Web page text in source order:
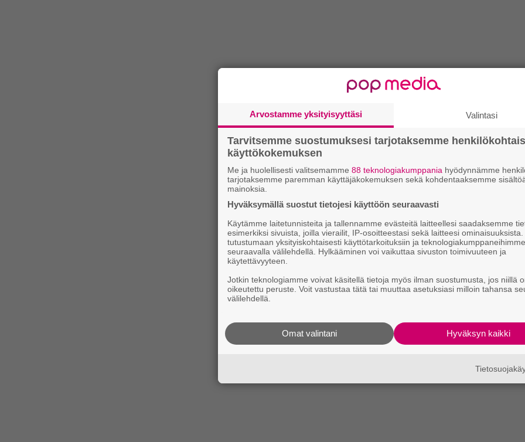
Arvostamme yksityisyyttäsi Valintasi
Tarvitsemme suostumuksesi tarjotaksemme
käyttökokemuksen
Me ja huolellisesti valitsemamme 88 teknologiakumppania hyödynnämme
tarjotaksemme paremman käyttäjäkokemuksen sekä kohdentaaksemme
mainoksia.
Hyväksymällä suostut tietojesi käyttöön seuraavasti
Käytämme laitetunnisteita ja tallennamme evästeitä laitteellesi saadaksemme
esimerkiksi sivuista, joilla vierailit, IP-osoitteestasi sekä laitteesi
tutustumaan yksityiskohtaisesti käyttötarkoituksiin ja teknologiakumppaneihimme
seuraavalla välilehdellä. Hylkääminen voi vaikuttaa sivuston toimivuuteen ja
käytettävyyteen.
Jotkin teknologiamme voivat käsitellä tietoja myös ilman suostumusta, jos niillä
oikeutettu peruste. Voit vastustaa tätä tai muuttaa asetuksiasi milloin tahansa
välilehdellä.
Hyväksyn kaikki
Omat valintani